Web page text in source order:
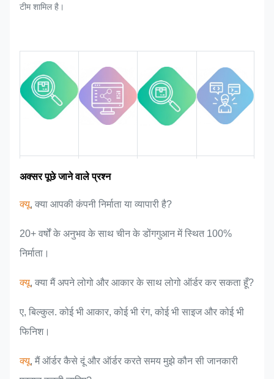
टीम शामिल है।
उद्योग के अनुभव बाज़ार क्षेत्र
अक्सर पूछे जाने वाले प्रश्न
क्यू, क्या आपकी कंपनी निर्माता या व्यापारी है?
20+ वर्षों के अनुभव के साथ चीन के डोंगगुआन में स्थित 100%
निर्माता।
क्यू, क्या मैं अपने लोगो और आकार के साथ लोगो ऑर्डर कर सकता हूँ?
ए, बिल्कुल. कोई भी आकार, कोई भी रंग, कोई भी साइज और कोई भी
फिनिश।
क्यू, मैं ऑर्डर कैसे दूं और ऑर्डर करते समय मुझे कौन सी जानकारी